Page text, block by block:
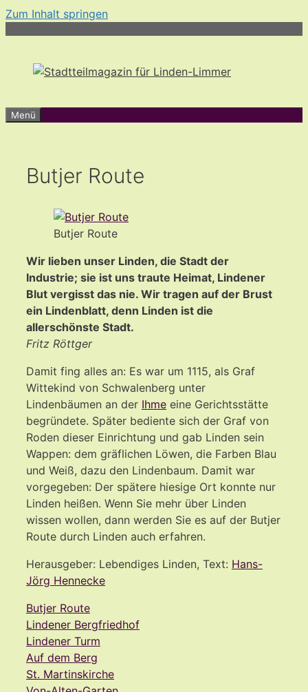
Zum Inhalt springen
Menü
Butjer Route
Butjer Route
Wir lieben unser Linden, die Stadt der
Industrie; sie ist uns traute Heimat, Lindener
Blut vergisst das nie. Wir tragen auf der Brust
ein Lindenblatt, denn Linden ist die
allerschönste Stadt.
Fritz Röttger
Damit fing alles an: Es war um 1115, als Graf
Wittekind von Schwalenberg unter
Lindenbäumen an der Ihme eine Gerichtsstätte
begründete. Später bediente sich der Graf von
Roden dieser Einrichtung und gab Linden sein
Wappen: dem gräflichen Löwen, die Farben Blau
und Weiß, dazu den Lindenbaum. Damit war
vorgegeben: Der spätere hiesige Ort konnte nur
Linden heißen. Wenn Sie mehr über Linden
wissen wollen, dann werden Sie es auf der Butjer
Route durch Linden auch erfahren.
Herausgeber: Lebendiges Linden, Text: Hans-
Jörg Hennecke
Butjer Route
Lindener Bergfriedhof
Lindener Turm
Auf dem Berg
St. Martinskirche